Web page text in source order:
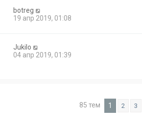
botreg
19 апр 2019, 01:08
Jukilo
04 апр 2019, 01:39
85 тем 1 2 3